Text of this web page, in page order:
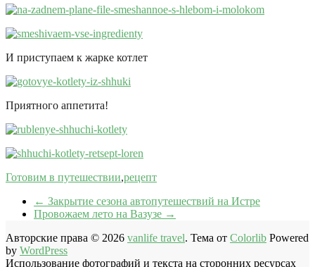
И приступаем к жарке котлет
Приятного аппетита!
Готовим в путешествии,рецепт
← Закрытие сезона автопутешествий на Истре
Провожаем лето на Вазузе →
Авторские права © 2026 vanlife travel. Тема от Colorlib Powered
by WordPress
Использование фотографий и текста на сторонних ресурсах